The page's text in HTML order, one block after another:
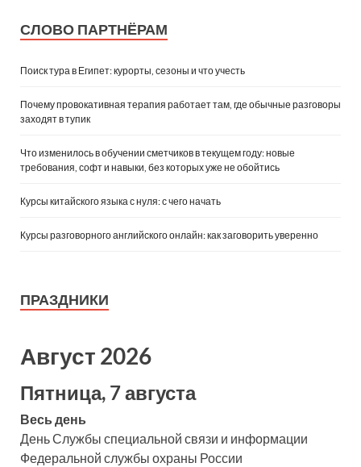
СЛОВО ПАРТНЁРАМ
Поиск тура в Египет: курорты, сезоны и что учесть
Почему провокативная терапия работает там, где обычные разговоры
заходят в тупик
Что изменилось в обучении сметчиков в текущем году: новые
требования, софт и навыки, без которых уже не обойтись
Курсы китайского языка с нуля: с чего начать
Курсы разговорного английского онлайн: как заговорить уверенно
ПРАЗДНИКИ
Август 2026
Пятница, 7 августа
Весь день
День Службы специальной связи и информации
Федеральной службы охраны России